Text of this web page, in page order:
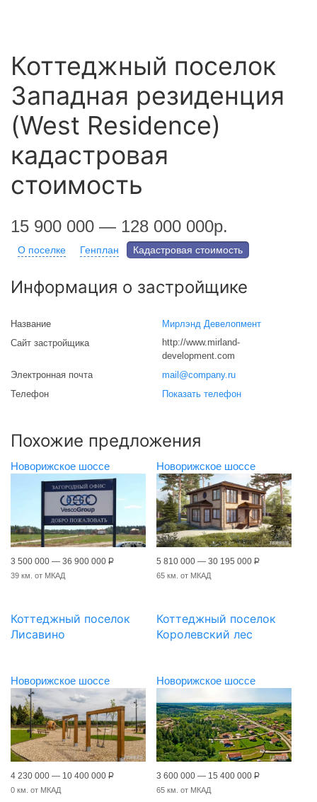
Коттеджный поселок
Западная резиденция
(West Residence)
кадастровая
стоимость
15 900 000 — 128 000 000р.
О поселке Генплан Кадастровая стоимость
Информация о застройщике
Название
Мирлэнд Девелопмент
Сайт застройщика
http://www.mirland-
development.com
Электронная почта
mail@company.ru
Телефон
Показать телефон
Похожие предложения
Новорижское шоссе
3 500 000 — 36 900 000 Р
39 км. от МКАД
Коттеджный поселок
Лисавино
Новорижское шоссе
5 810 000 — 30 195 000 Р
65 км. от МКАД
Коттеджный поселок
Королевский лес
Новорижское шоссе
4 230 000 — 10 400 000 Р
0 км. от МКАД
Новорижское шоссе
3 600 000 — 15 400 000 Р
65 км. от МКАД